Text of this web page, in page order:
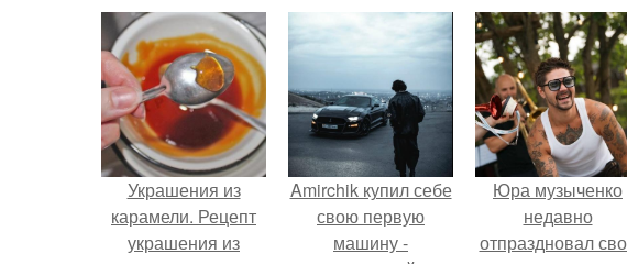
Украшения из
карамели. Рецепт
украшения из
Amirchik купил себе
свою первую
машину -
Юра музыченко
недавно
отпраздновал